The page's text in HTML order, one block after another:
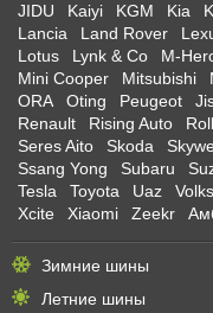
JIDU
Kaiyi KGM Kia
Lancia
Land Rover
Lotus
Lynk & Co M-
Mini Cooper
Mitsubishi
ORA
Oting Peugeot
Renault
Rising Auto
Seres Aito
Skoda
Ssang Yong
Subaru
Tesla
Toyota Uaz
Xcite
Xiaomi Zeekr
Зимние шины
Летние шины